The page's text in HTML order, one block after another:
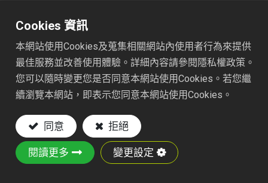
產品描述 : 24齒24英吋彈簧鋼線耙
產品特色 :
24齒24英吋彈簧鋼線耙
材質：由鋼線與鐵板製作
24 吋寬耙頭 —每次耙理覆蓋範圍更大，有效減
少工作時間
24齒耐用鋼線 —堅固、防鏽的耙齒，提供高效
耙理與持久使用
4.5mm鍍鉻彈簧支撐
Cookies 資訊
本網站使用Cookies及蒐集相關網站內使用者行為來提供
最佳服務並改善使用體驗。詳細內容請參閱隱私權政策。
您可以隨時變更您是否同意本網站使用Cookies。若您繼
續瀏覽本網站，即表示您同意本網站使用Cookies。
同意 拒絕
閱讀更多 變更設定